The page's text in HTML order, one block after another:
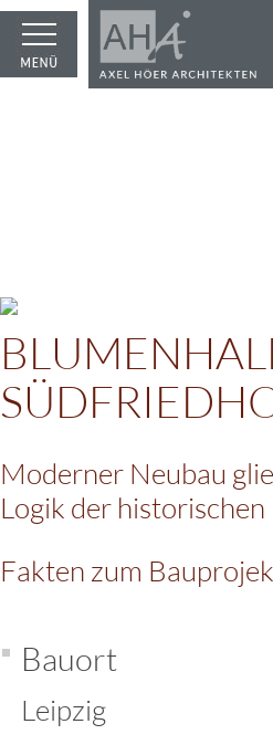
Moderner Neubau
Logik der
Fakten zum
Bauort
Leipzig